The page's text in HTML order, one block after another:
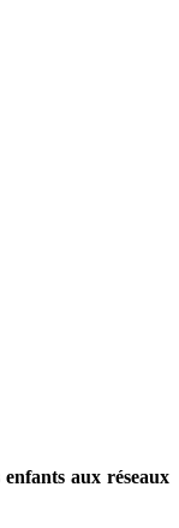
aux réseaux